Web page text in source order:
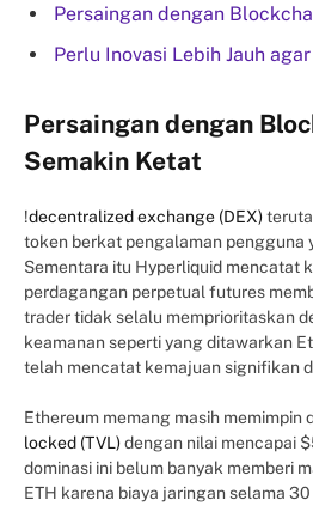
Persaingan dengan
Perlu Inovasi Lebih Jauh
Persaingan dengan
Semakin Ketat
!decentralized exchange (DEX)
token berkat pengalaman pengguna
Sementara itu Hyperliquid mencatat
perdagangan perpetual futures
trader tidak selalu memprioritaskan
keamanan seperti yang ditawarkan
telah mencatat kemajuan signifikan
Ethereum memang masih memimpin
locked (TVL)dengan nilai mencapai
dominasi ini belum banyak memberi
ETH karena biaya jaringan selama